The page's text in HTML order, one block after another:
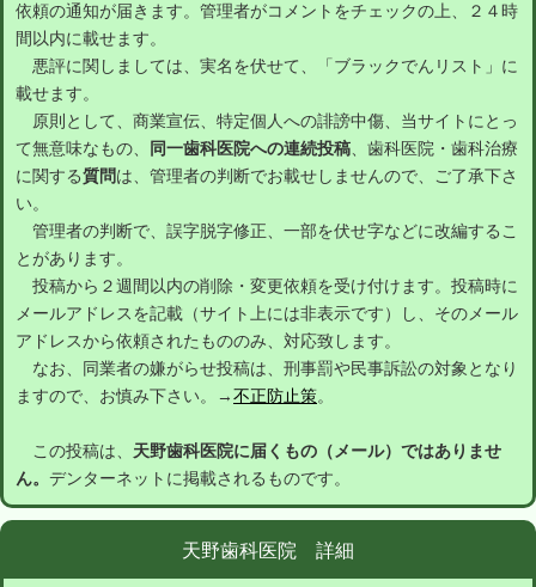
依頼の通知が届きます。管理者がコメントをチェックの上、２４時
間以内に載せます。
悪評に関しましては、実名を伏せて、「ブラックでんリスト」に
載せます。
原則として、商業宣伝、特定個人への誹謗中傷、当サイトにとっ
て無意味なもの、
同一歯科医院への連続投稿、歯科医院・歯科治療
に関する質問は、管理者の判断でお載せしませんので、ご了承下さ
い。
管理者の判断で、誤字脱字修正、一部を伏せ字などに改編するこ
とがあります。
投稿から２週間以内の削除・変更依頼を受け付けます。投稿時に
メールアドレスを記載（サイト上には非表示です）し、そのメール
アドレスから依頼されたもののみ、対応致します。
なお、同業者の嫌がらせ投稿は、刑事罰や民事訴訟の対象となり
ますので、お慎み下さい。→不正防止策。
この投稿は、 天野歯科医院に届くもの（メール）ではありませ
ん。 デンターネットに掲載されるものです。
天野歯科医院 詳細